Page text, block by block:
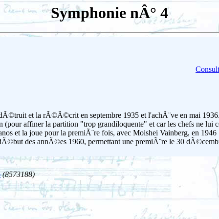
Symphonie nÂ° 4
et la rÃ©Ã©crit en septembre 1935 et l'achÃ¨ve en mai
affiner la partition "trop grandiloquente" et car les chefs ne lui
et la joue pour la premiÃ¨re fois, avec Moishei Vainberg, en 1946
des annÃ©es 1960, permettant une premiÃ¨re le 30
(8573188)